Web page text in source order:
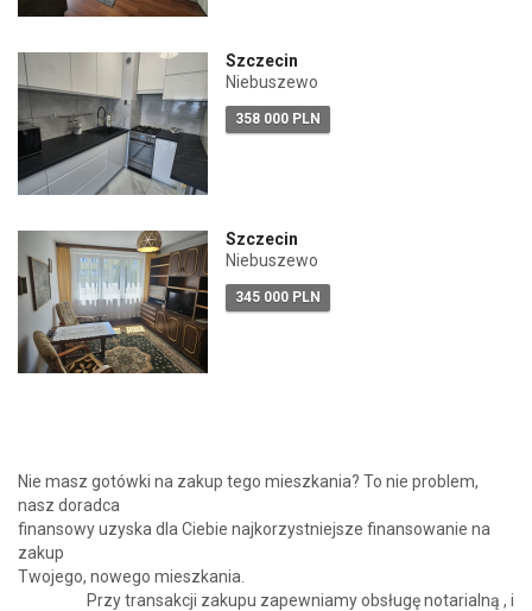
Szczecin
Niebuszewo
358 000 PLN
Szczecin
Niebuszewo
345 000 PLN
Nie masz gotówki na zakup tego mieszkania? To nie problem,
nasz doradca
finansowy uzyska dla Ciebie najkorzystniejsze finansowanie na
zakup
Twojego, nowego mieszkania.
Przy transakcji zakupu zapewniamy obsługę notarialną , i